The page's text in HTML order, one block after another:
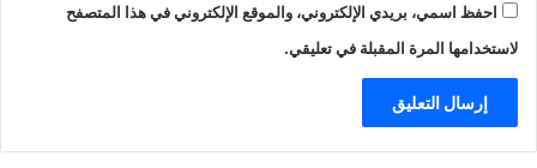
احفظ اسمي، بريدي الإلكتروني، والموقع الإلكتروني في هذا المتصفح
لاستخدامها المرة المقبلة في تعليقي.